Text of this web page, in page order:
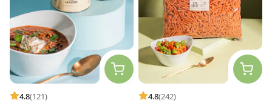
4.8(121) 4.8(242)